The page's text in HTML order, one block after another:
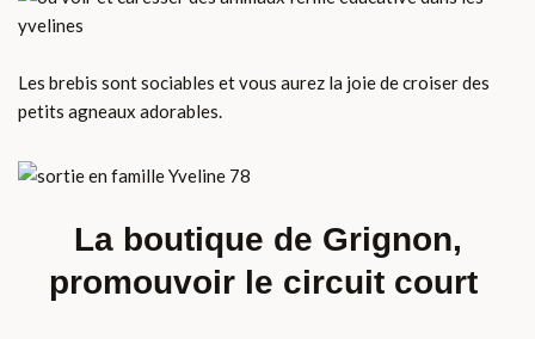
Les brebis sont sociables et vous aurez la joie de croiser des
petits agneaux adorables.
La boutique de Grignon,
promouvoir le circuit court